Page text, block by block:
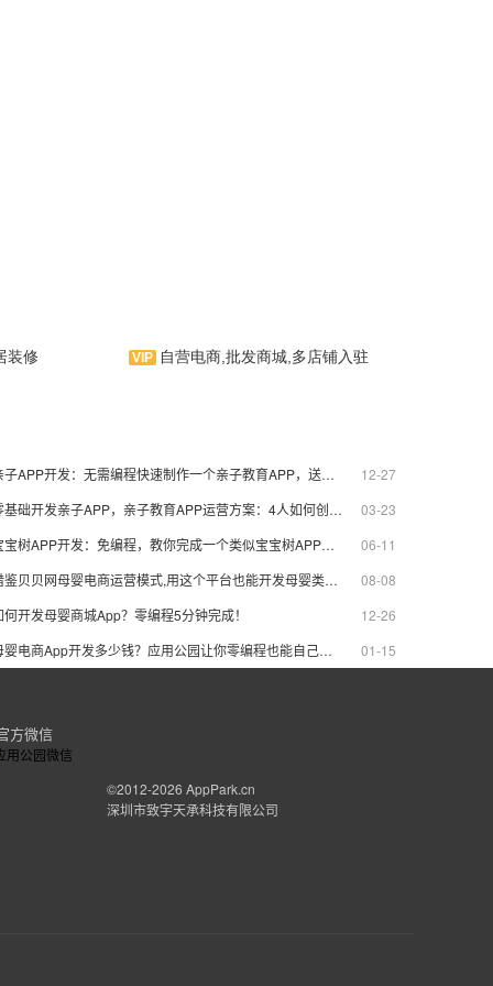
装修
摩帕是应用公园专门为手机用
能在使用中，体验到我们作为APP
自营电商,批发商城,多店铺入驻
亲子APP开发：无需编程快速制作一个亲子教育APP，送模板
12-27
零基础开发亲子APP，亲子教育APP运营方案：4人如何创造三百万价值
03-23
宝宝树APP开发：免编程，教你完成一个类似宝宝树APP开发，年入上亿
06-11
借鉴贝贝网母婴电商运营模式,用这个平台也能开发母婴类垂直电商APP
08-08
何开发母婴商城App？零编程5分钟完成！
12-26
母婴电商App开发多少钱？应用公园让你零编程也能自己制作 01-15
方微信
©2012-2026 AppPark.cn
深圳市致宇天承科技有限公司